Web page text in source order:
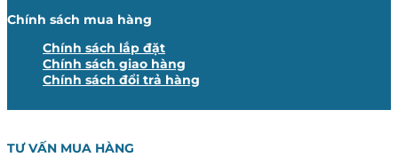
Chính sách mua hàng
Chính sách lắp đặt
Chính sách giao hàng
Chính sách đổi trả hàng
TƯ VẤN MUA HÀNG